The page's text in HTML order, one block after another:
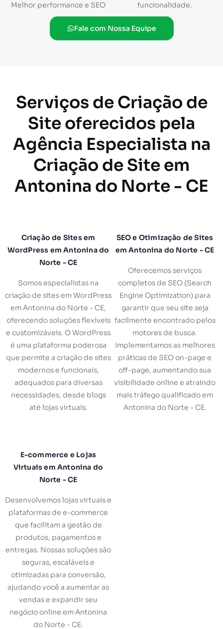
Melhor performance e SEO
funcionalidade.
Fale com Nossa Equipe
Serviços de Criação de
Site oferecidos pela
Agência Especialista na
Criação de Site em
Antonina do Norte - CE
Criação de Sites em
WordPress em Antonina do
Norte - CE
Somos especialistas na
criação de sites em WordPress
em Antonina do Norte - CE,
oferecendo soluções flexíveis
e customizáveis. O WordPress
é uma plataforma poderosa
que permite a criação de sites
modernos e funcionais,
adequados para diversas
necessidades, desde blogs
até lojas virtuais.
SEO e Otimização de Sites
em Antonina do Norte - CE
Oferecemos serviços
completos de SEO (Search
Engine Optimization) para
garantir que seu site seja
facilmente encontrado pelos
motores de busca.
Implementamos as melhores
práticas de SEO on-page e
off-page, aumentando sua
visibilidade online e atraindo
mais tráfego qualificado em
Antonina do Norte - CE.
E-commerce e Lojas
Virtuais em Antonina do
Norte - CE
Desenvolvemos lojas virtuais e
plataformas de e-commerce
que facilitam a gestão de
produtos, pagamentos e
entregas. Nossas soluções são
seguras, escaláveis e
otimizadas para conversão,
ajudando você a aumentar as
vendas e expandir seu
negócio online em Antonina
do Norte - CE.